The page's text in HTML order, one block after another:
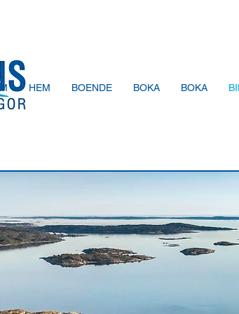
HEM BOENDE BOKA BOKA